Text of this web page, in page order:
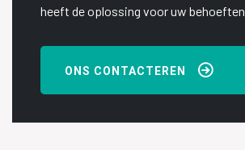
heeft de oplossing voor uw behoeften
ONS CONTACTEREN